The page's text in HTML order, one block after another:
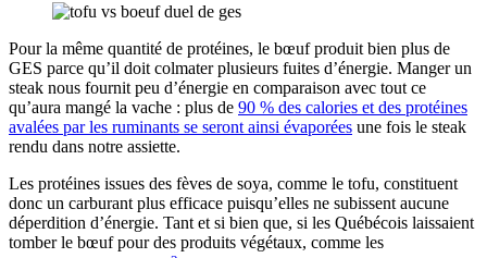
Pour la même quantité de protéines, le bœuf produit bien plus de
GES parce qu’il doit colmater plusieurs fuites d’énergie. Manger un
steak nous fournit peu d’énergie en comparaison avec tout ce
qu’aura mangé la vache : plus de 90 % des calories et des protéines
avalées par les ruminants se seront ainsi évaporées une fois le steak
rendu dans notre assiette.
Les protéines issues des fèves de soya, comme le tofu, constituent
donc un carburant plus efficace puisqu’elles ne subissent aucune
déperdition d’énergie. Tant et si bien que, si les Québécois laissaient
tomber le bœuf pour des produits végétaux, comme les